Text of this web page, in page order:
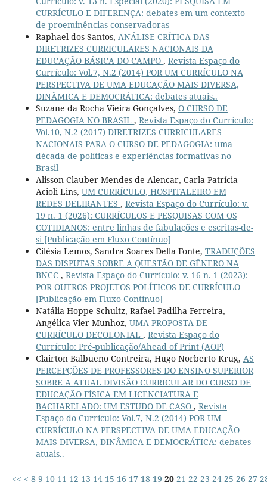
CURRÍCULO E DIFERENÇA: debates em um contexto
de proeminências conservadoras
Raphael dos Santos, ANÁLISE CRÍTICA DAS
DIRETRIZES CURRICULARES NACIONAIS DA
EDUCAÇÃO BÁSICA DO CAMPO , Revista Espaço do
Currículo: Vol.7, N.2 (2014) POR UM CURRÍCULO NA
PERSPECTIVA DE UMA EDUCAÇÃO MAIS DIVERSA,
DINÂMICA E DEMOCRÁTICA: debates atuais..
Suzane da Rocha Vieira Gonçalves, O CURSO DE
PEDAGOGIA NO BRASIL , Revista Espaço do Currículo:
Vol.10, N.2 (2017) DIRETRIZES CURRICULARES
NACIONAIS PARA O CURSO DE PEDAGOGIA: uma
década de políticas e experiências formativas no
Brasil
Alisson Clauber Mendes de Alencar, Carla Patrícia
Acioli Lins, UM CURRÍCULO, HOSPITALEIRO EM
REDES DELIRANTES , Revista Espaço do Currículo: v.
19 n. 1 (2026): CURRÍCULOS E PESQUISAS COM OS
COTIDIANOS: entre linhas de fabulações e escritas-de-
si [Publicação em Fluxo Contínuo]
Cilésia Lemos, Sandra Soares Della Fonte, TRADUÇÕES
DAS DISPUTAS SOBRE A QUESTÃO DE GÊNERO NA
BNCC , Revista Espaço do Currículo: v. 16 n. 1 (2023):
POR OUTROS PROJETOS POLÍTICOS DE CURRÍCULO
[Publicação em Fluxo Contínuo]
Natália Hoppe Schultz, Rafael Padilha Ferreira,
Angélica Vier Munhoz, UMA PROPOSTA DE
CURRÍCULO DECOLONIAL , Revista Espaço do
Currículo: Pré-publicação/Ahead of Print (AOP)
Clairton Balbueno Contreira, Hugo Norberto Krug, AS
PERCEPÇÕES DE PROFESSORES DO ENSINO SUPERIOR
SOBRE A ATUAL DIVISÃO CURRICULAR DO CURSO DE
EDUCAÇÃO FÍSICA EM LICENCIATURA E
BACHARELADO: UM ESTUDO DE CASO , Revista
Espaço do Currículo: Vol.7, N.2 (2014) POR UM
CURRÍCULO NA PERSPECTIVA DE UMA EDUCAÇÃO
MAIS DIVERSA, DINÂMICA E DEMOCRÁTICA: debates
atuais..
<< < 8 9 10 11 12 13 14 15 16 17 18 19 20 21 22 23 24 25 26 27